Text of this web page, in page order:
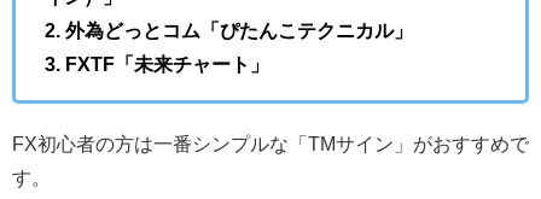
2. 外為どっとコム「ぴたんこテクニカル」
3. FXTF「未来チャート」
FX初心者の方は一番シンプルな「TMサイン」がおすすめで
す。